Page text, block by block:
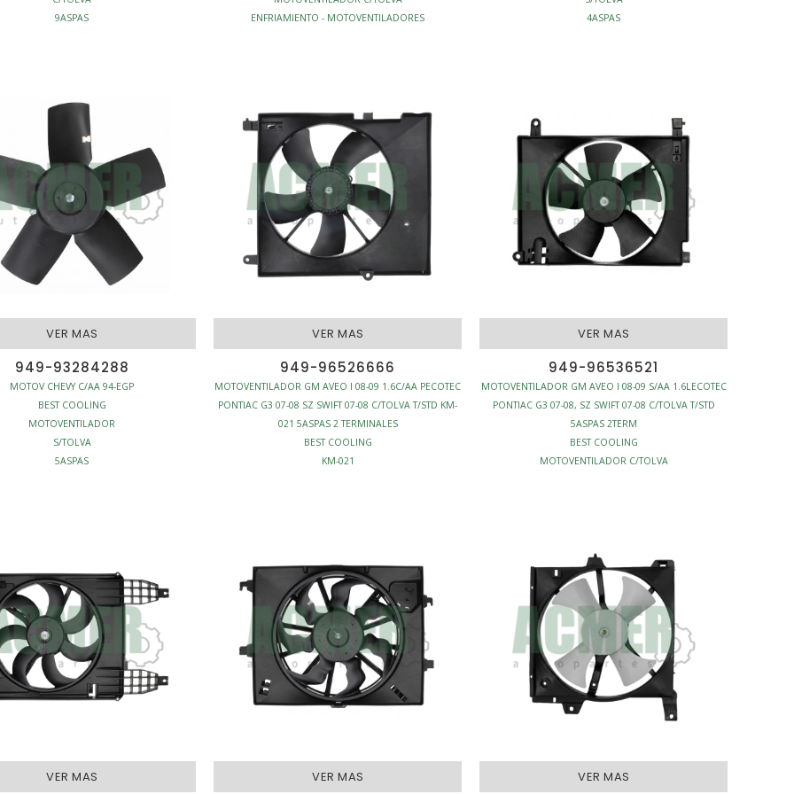
9ASPAS
ENFRIAMIENTO - MOTOVENTILADORES
4ASPAS
VER MAS
949-93284288
MOTOV CHEVY C/AA 94-EGP
BEST COOLING
MOTOVENTILADOR
S/TOLVA
5ASPAS
VER MAS
949-96526666
MOTOVENTILADOR GM AVEO I 08-09 1.6C/AA PECOTEC
PONTIAC G3 07-08 SZ SWIFT 07-08 C/TOLVA T/STD KM-
021 5ASPAS 2 TERMINALES
BEST COOLING
KM-021
VER MAS
949-96536521
MOTOVENTILADOR GM AVEO I 08-09 S/AA 1.6LECOTEC
PONTIAC G3 07-08, SZ SWIFT 07-08 C/TOLVA T/STD
5ASPAS 2TERM
BEST COOLING
MOTOVENTILADOR C/TOLVA
VER MAS VER MAS VER MAS